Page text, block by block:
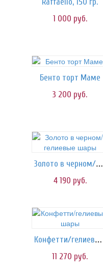
1 000 руб.
Бенто торт Маме
3 200 руб.
Золото в черном/гелиевые шары
4 190 руб.
Конфетти/гелиевые шары
11 270 руб.